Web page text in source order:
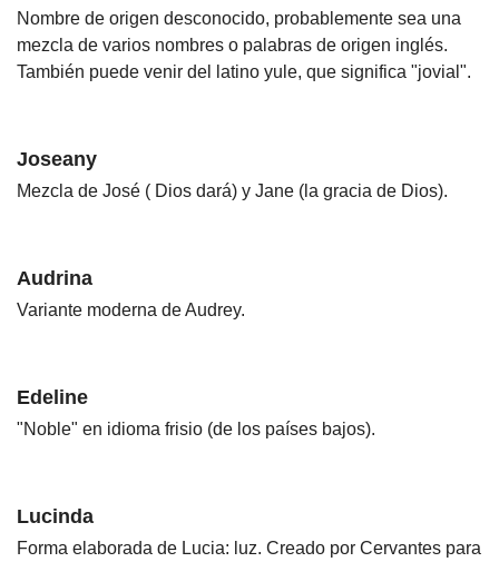
Nombre de origen desconocido, probablemente sea una
mezcla de varios nombres o palabras de origen inglés.
También puede venir del latino yule, que significa "jovial".
Joseany
Mezcla de José ( Dios dará) y Jane (la gracia de Dios).
Audrina
Variante moderna de Audrey.
Edeline
"Noble" en idioma frisio (de los países bajos).
Lucinda
Forma elaborada de Lucia: luz. Creado por Cervantes para